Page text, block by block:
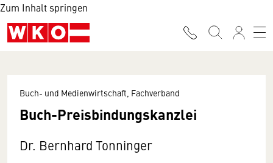
Zum Inhalt springen
Buch- und Medienwirtschaft, Fachverband
Buch-Preisbindungskanzlei
Dr. Bernhard Tonninger